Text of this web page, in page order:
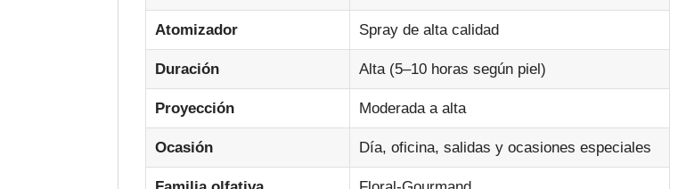
Atomizador Spray de alta calidad
Duración Alta (5–10 horas según piel)
Proyección Moderada a alta
Ocasión Día, oficina, salidas y ocasiones especiales